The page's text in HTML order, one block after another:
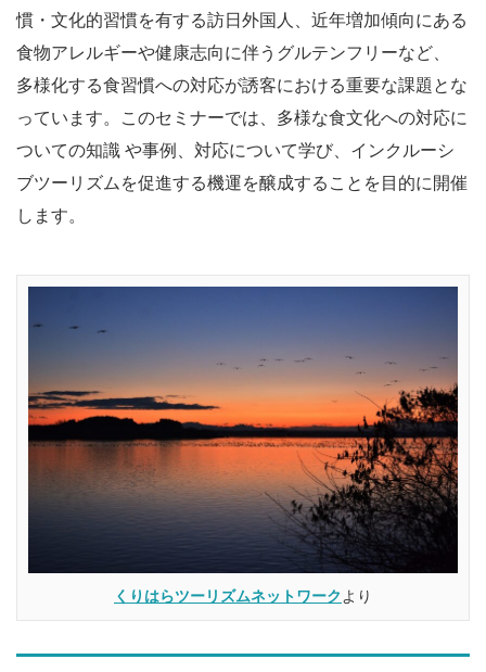
慣・文化的習慣を有する訪日外国人、近年増加傾向にある
食物アレルギーや健康志向に伴うグルテンフリーなど、
多様化する食習慣への対応が誘客における重要な課題とな
っています。このセミナーでは、多様な食文化への対応に
ついての知識 や事例、対応について学び、インクルーシ
ブツーリズムを促進する機運を醸成することを目的に開催
します。
くりはらツーリズムネットワークより